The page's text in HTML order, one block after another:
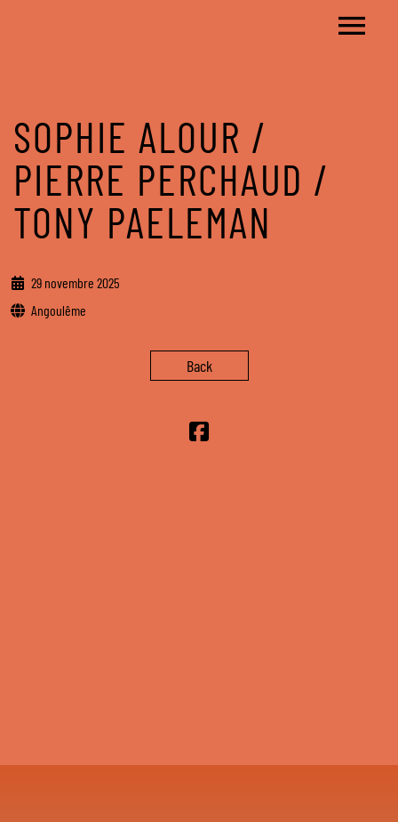
SOPHIE ALOUR /
PIERRE PERCHAUD /
TONY PAELEMAN
29 novembre 2025
Angoulême
Back